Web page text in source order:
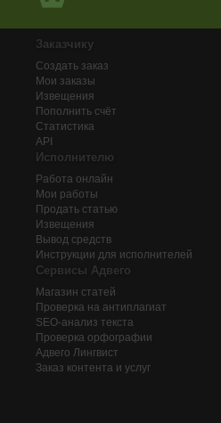
Заказчику
Создать заказ
Мои заказы
Извещения
Пополнить счёт
Статистика
API
Исполнителю
Работа онлайн
Мои работы
Продать статью
Извещения
Вывод средств
Инструкции для исполнителей
Сервисы Адвего
Магазин статей
Проверка на антиплагиат
SEO-анализ текста
Проверка орфографии
Адвего Лингвист
Заказ контента и услуг